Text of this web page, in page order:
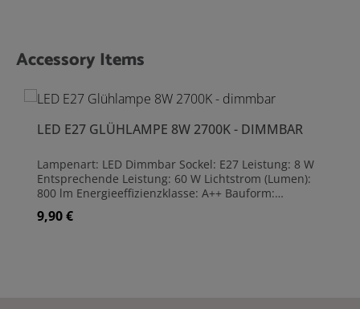
Produktgalerie überspringen
Accessory Items
LED E27 GLÜHLAMPE 8W 2700K - DIMMBAR
Lampenart: LED Dimmbar Sockel: E27 Leistung: 8 W
Entsprechende Leistung: 60 W Lichtstrom (Lumen):
800 lm Energieeffizienzklasse: A++ Bauform:
Glühlampenform Ausführung: klar Leuchtfarbe:
Warmweiß Lichtfarben (max): 2700 K
Regulärer Preis:
9,90 €